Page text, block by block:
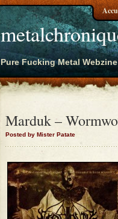
Pure Fucking Metal
Marduk –
Posted by Mister Patate